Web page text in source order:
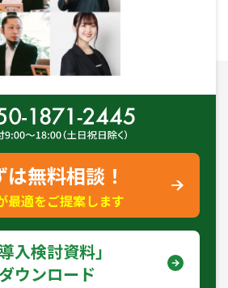
は無料相談！
最適をご提案します
入検討資料｣
ダウンロード